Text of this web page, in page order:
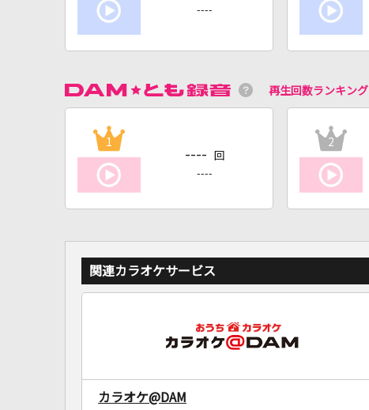
----
再生回数ランキング
1
---- 回
----
2
関連カラオケサービス
カラオケ@DAM